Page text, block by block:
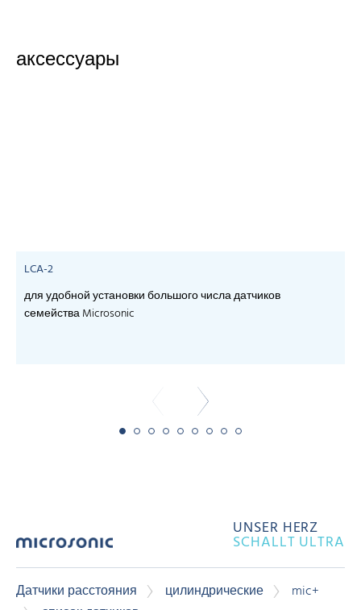
аксессуары
LCA-2
для удобной установки большого числа датчиков
семейства Microsonic
UNSER HERZ
SCHALLT ULTRA
Датчики расстояния цилиндрические
mic+